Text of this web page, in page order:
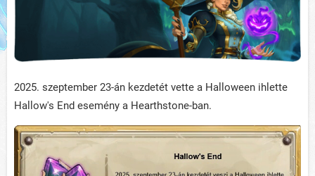
2025. szeptember 23-án kezdetét vette a Halloween ihlette
Hallow's End esemény a Hearthstone-ban.